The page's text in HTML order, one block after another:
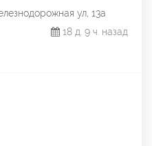
ул, 13а
18 д. 9 ч. назад